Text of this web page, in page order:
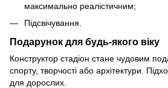
максимально реалістичним;
Підсвічування.
Подарунок для будь-якого віку
Конструктор стадіон стане чудовим
спорту, творчості або архітектури.
для дорослих.